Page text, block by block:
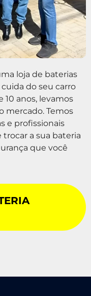
loja de baterias
do seu carro
10 anos, levamos
mercado. Temos
e profissionais
a sua bateria
que você